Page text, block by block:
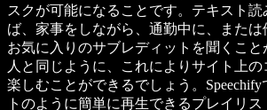
スクが可能になることです。テキスト読
ば、家事をしながら、通勤中に、または
お気に入りのサブレディットを聞くこ
人と同じように、これによりサイト上の
楽しむことができるでしょう。
トのように簡単に再生できるプレイリ